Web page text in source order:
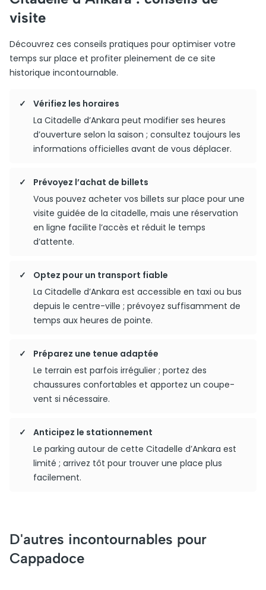
visite
Découvrez ces conseils pratiques pour optimiser votre
temps sur place et profiter pleinement de ce site
historique incontournable.
Vérifiez les horaires
La Citadelle d’Ankara peut modifier ses heures
d’ouverture selon la saison ; consultez toujours les
informations officielles avant de vous déplacer.
Prévoyez l’achat de billets
Vous pouvez acheter vos billets sur place pour une
visite guidée de la citadelle, mais une réservation
en ligne facilite l’accès et réduit le temps
d’attente.
Optez pour un transport fiable
La Citadelle d’Ankara est accessible en taxi ou bus
depuis le centre-ville ; prévoyez suffisamment de
temps aux heures de pointe.
Préparez une tenue adaptée
Le terrain est parfois irrégulier ; portez des
chaussures confortables et apportez un coupe-
vent si nécessaire.
Anticipez le stationnement
Le parking autour de cette Citadelle d’Ankara est
limité ; arrivez tôt pour trouver une place plus
facilement.
D'autres incontournables pour
Cappadoce